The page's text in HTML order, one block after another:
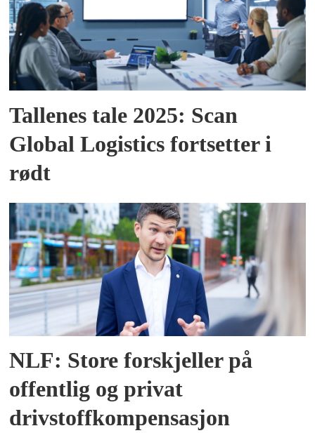
Tallenes tale 2025: Scan
Global Logistics fortsetter i
rødt
NLF: Store forskjeller på
offentlig og privat
drivstoffkompensasjon